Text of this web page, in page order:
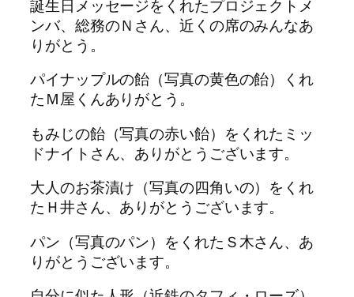
誕生日メッセージをくれたプロジェクトメ
ンバ、総務のＮさん、近くの席のみんなあ
りがとう。
パイナップルの飴（写真の黄色の飴）くれ
たＭ屋くんありがとう。
もみじの飴（写真の赤い飴）をくれたミッ
ドナイトさん、ありがとうございます。
大人のお茶漬け（写真の四角いの）をくれ
たＨ井さん、ありがとうございます。
パン（写真のパン）をくれたＳ木さん、あ
りがとうございます。